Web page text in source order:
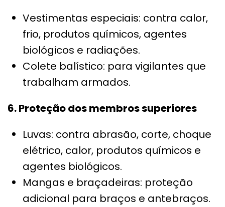
Vestimentas especiais: contra calor,
frio, produtos químicos, agentes
biológicos e radiações.
Colete balístico: para vigilantes que
trabalham armados.
6. Proteção dos membros superiores
Luvas: contra abrasão, corte, choque
elétrico, calor, produtos químicos e
agentes biológicos.
Mangas e braçadeiras: proteção
adicional para braços e antebraços.